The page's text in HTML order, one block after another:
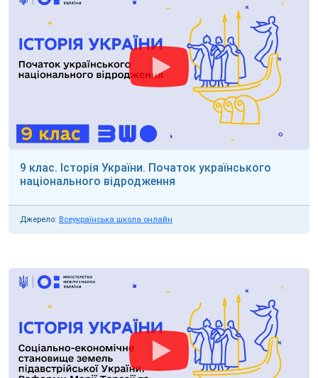
9 клас. Історія України. Початок українського
національного відродження
Джерело: Всеукраїнська школа онлайн